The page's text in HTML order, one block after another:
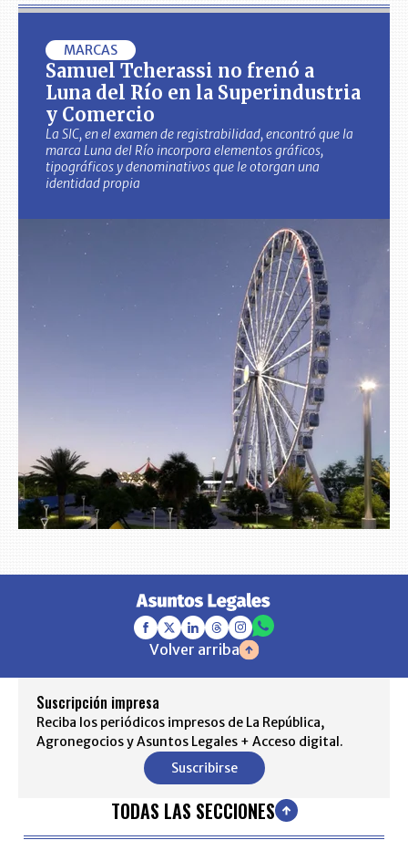
MARCAS
Samuel Tcherassi no frenó a
Luna del Río en la Superindustria
y Comercio
La SIC, en el examen de registrabilidad, encontró que la
marca Luna del Río incorpora elementos gráficos,
tipográficos y denominativos que le otorgan una
identidad propia
Volver arriba
Suscripción impresa
Reciba los periódicos impresos de La República,
Agronegocios y Asuntos Legales + Acceso digital.
Suscribirse
TODAS LAS SECCIONES